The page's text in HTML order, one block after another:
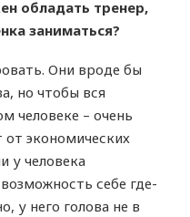
обладать тренер,
заниматься?
Они вроде бы
но чтобы вся
человеке – очень
от экономических
у человека
себе где-
у него голова не в